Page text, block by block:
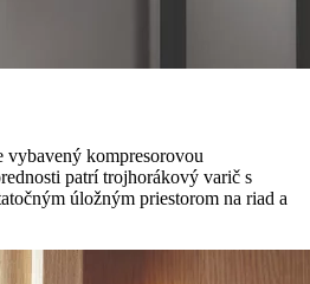
vybavený kompresorovou
patrí trojhorákový varič s
úložným priestorom na riad a